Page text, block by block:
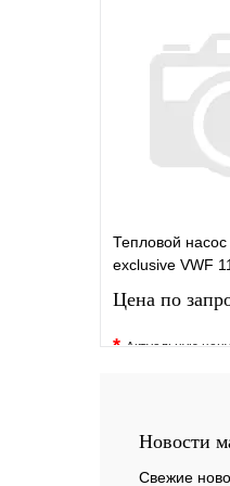
Купить в 1 клик
Тепловой
exclusive VWF
Цена по
*Актуальную
Купить в 1
Новости
Свежие